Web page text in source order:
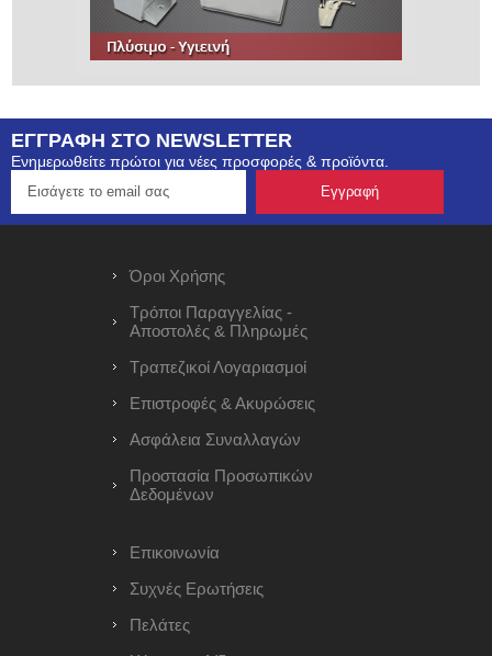
ΕΓΓΡΑΦΗ ΣΤΟ NEWSLETTER
Ενημερωθείτε πρώτοι για νέες προσφορές & προϊόντα.
Όροι Χρήσης
Τρόποι Παραγγελίας -
Αποστολές & Πληρωμές
Τραπεζικοί Λογαριασμοί
Επιστροφές & Ακυρώσεις
Ασφάλεια Συναλλαγών
Προστασία Προσωπικών
Δεδομένων
Επικοινωνία
Συχνές Ερωτήσεις
Πελάτες